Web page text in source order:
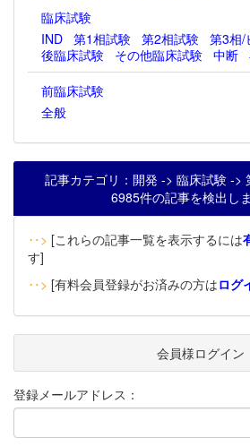
臨床試験
IND 第1相試験 第2相試験 第3相/
後臨床試験
その他臨床試験 中断
前臨床試験
全般
記事カテゴリ：開発 -> 臨床試験 ->
6985件の記事を検出しま
‥> [これらの記事一覧を表示するには
す]
‥> [有料会員登録がお済みの方はログ
会員様ログイン
登録メールアドレス：